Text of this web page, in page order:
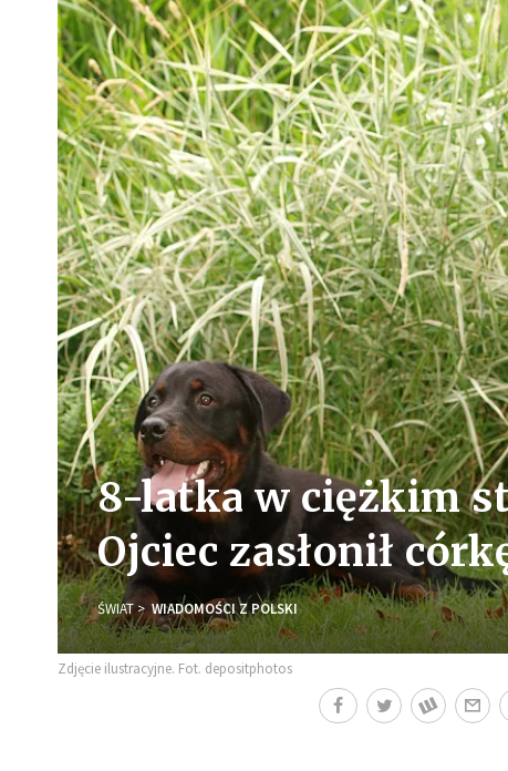
8-latka w ciężkim
Ojciec zasłonił
ŚWIAT WIADOMOŚCI Z POLSKI
Zdjęcie ilustracyjne. Fot. depositphotos